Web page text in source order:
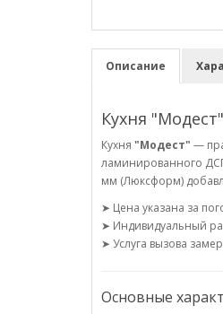
Описание
Кухня
Кухня "Модест" —
ламинированного
мм (Люксформ)
➤ Цена указана за
➤ Индивидуальный
➤ Услуга вызова
Основные